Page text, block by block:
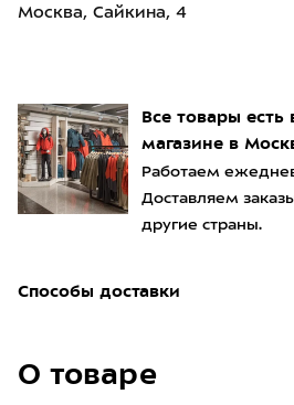
Все товары есть
магазине в
Работаем
Доставляем
другие страны.
Способы доставки
О товаре
Москва, Сайкина, 4